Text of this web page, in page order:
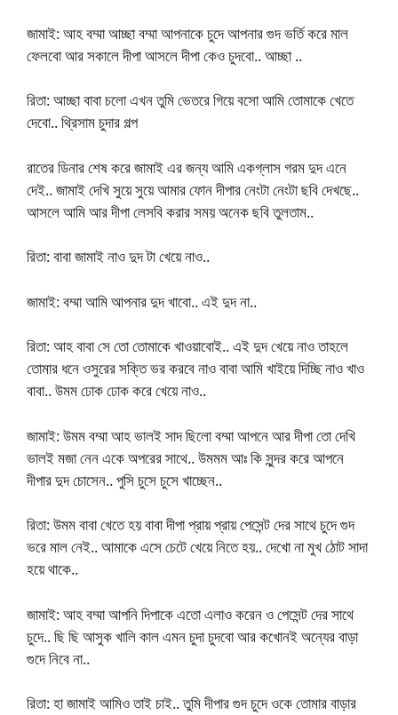
জামাই: আহ বম্মা আচ্ছা বম্মা আপনাকে চুদে আপনার গুদ ভর্তি করে মাল
ফেলবো আর সকালে দীপা আসলে দীপা কেও চুদবো.. আচ্ছা ..
রিতা: আচ্ছা বাবা চলো এখন তুমি ভেতরে গিয়ে বসো আমি তোমাকে খেতে
দেবো.. থ্রিসাম চুদার গল্প
রাতের ডিনার শেষ করে জামাই এর জন্য আমি একগ্লাস গরম দুদ এনে
দেই.. জামাই দেখি সুয়ে সুয়ে আমার ফোন দীপার নেংটা নেংটা ছবি দেখছে..
আসলে আমি আর দীপা লেসবি করার সময় অনেক ছবি তুলতাম..
রিতা: বাবা জামাই নাও দুদ টা খেয়ে নাও..
জামাই: বম্মা আমি আপনার দুদ খাবো.. এই দুদ না..
রিতা: আহ বাবা সে তো তোমাকে খাওয়াবোই.. এই দুদ খেয়ে নাও তাহলে
তোমার ধনে ওসুরের সক্তি ভর করবে নাও বাবা আমি খাইয়ে দিচ্ছি নাও খাও
বাবা.. উমম ঢোক ঢোক করে খেয়ে নাও..
জামাই: উমম বম্মা আহ ভালই সাদ ছিলো বম্মা আপনে আর দীপা তো দেখি
ভালই মজা নেন একে অপরের সাথে.. উমমম আঃ কি সুন্দর করে আপনে
দীপার দুদ চোসেন.. পুসি চুসে চুসে খাচ্ছেন..
রিতা: উমম বাবা খেতে হয় বাবা দীপা প্রায় প্রায় পেসেন্ট দের সাথে চুদে গুদ
ভরে মাল নেই.. আমাকে এসে চেটে খেয়ে নিতে হয়.. দেখো না মুখ ঠোট সাদা
হয়ে থাকে..
জামাই: আহ বম্মা আপনি দিপাকে এতো এলাও করেন ও পেসেন্ট দের সাথে
চুদে.. ছি ছি আসুক খালি কাল এমন চুদা চুদবো আর কখোনই অন্যের বাড়া
গুদে নিবে না..
রিতা: হা জামাই আমিও তাই চাই.. তুমি দীপার গুদ চুদে ওকে তোমার বাড়ার